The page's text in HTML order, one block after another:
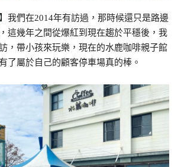
】我們在2014年有訪過，那時候還只是路邊
這幾年之間從爆紅到現在趨於平穩後，我
，帶小孩來玩樂，現在的水鹿咖啡親子館
了屬於自己的顧客停車場真的棒。